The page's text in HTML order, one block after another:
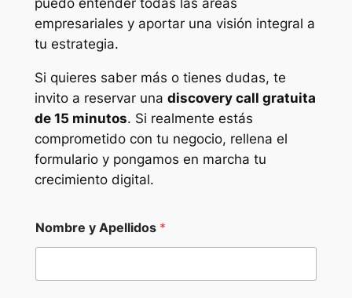
puedo entender todas las áreas
empresariales y aportar una visión integral a
tu estrategia.
Si quieres saber más o tienes dudas, te
invito a reservar una discovery call gratuita
de 15 minutos. Si realmente estás
comprometido con tu negocio, rellena el
formulario y pongamos en marcha tu
crecimiento digital.
Nombre y Apellidos *